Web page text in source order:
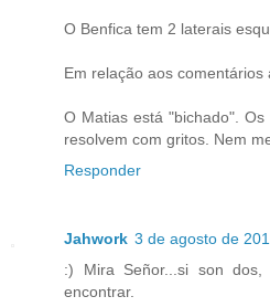
O Benfica tem 2 laterais
Em relação aos comentários
O Matias está "bichado".
resolvem com gritos. Nem
Responder
Jahwork 3 de agosto de
:) Mira Señor...si son
encontrar.